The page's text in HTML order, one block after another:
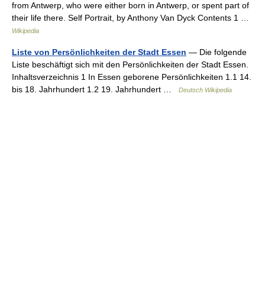
from Antwerp, who were either born in Antwerp, or spent part of
their life there. Self Portrait, by Anthony Van Dyck Contents 1 …
Wikipedia
Liste von Persönlichkeiten der Stadt Essen — Die folgende
Liste beschäftigt sich mit den Persönlichkeiten der Stadt Essen.
Inhaltsverzeichnis 1 In Essen geborene Persönlichkeiten 1.1 14.
bis 18. Jahrhundert 1.2 19. Jahrhundert …
Deutsch Wikipedia